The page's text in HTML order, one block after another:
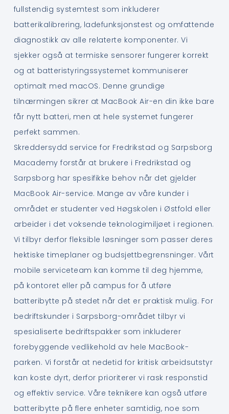
fullstendig systemtest som inkluderer
batterikalibrering, ladefunksjonstest og omfattende
diagnostikk av alle relaterte komponenter. Vi
sjekker også at termiske sensorer fungerer korrekt
og at batteristyringssystemet kommuniserer
optimalt med macOS. Denne grundige
tilnærmingen sikrer at MacBook Air-en din ikke bare
får nytt batteri, men at hele systemet fungerer
perfekt sammen.
Skreddersydd service for Fredrikstad og Sarpsborg
Macademy forstår at brukere i Fredrikstad og
Sarpsborg har spesifikke behov når det gjelder
MacBook Air-service. Mange av våre kunder i
området er studenter ved Høgskolen i Østfold eller
arbeider i det voksende teknologimiljøet i regionen.
Vi tilbyr derfor fleksible løsninger som passer deres
hektiske timeplaner og budsjettbegrensninger. Vårt
mobile serviceteam kan komme til deg hjemme,
på kontoret eller på campus for å utføre
batteribytte på stedet når det er praktisk mulig. For
bedriftskunder i Sarpsborg-området tilbyr vi
spesialiserte bedriftspakker som inkluderer
forebyggende vedlikehold av hele MacBook-
parken. Vi forstår at nedetid for kritisk arbeidsutstyr
kan koste dyrt, derfor prioriterer vi rask responstid
og effektiv service. Våre teknikere kan også utføre
batteribytte på flere enheter samtidig, noe som